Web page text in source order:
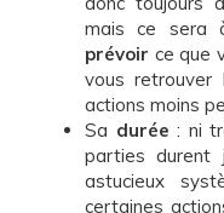
mais ce sera
prévoir ce que
vous
actions moins
Sa durée : ni
parties
astucieux
certaines